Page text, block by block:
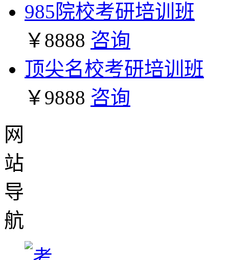
985院校考研培训班
￥8888 咨询
顶尖名校考研培训班
￥9888 咨询
网
站
导
航